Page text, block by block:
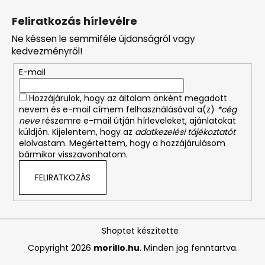
Feliratkozás hírlevélre
Ne késsen le semmiféle újdonságról vagy
kedvezményről!
E-mail
Hozzájárulok, hogy az általam önként megadott
nevem és e-mail címem felhasználásával a(z) *cég
neverészemre e-mail útján hírleveleket, ajánlatokat
küldjön. Kijelentem, hogy az adatkezelési tájékoztatót
elolvastam. Megértettem, hogy a hozzájárulásom
bármikor visszavonhatom.
FELIRATKOZÁS
Shoptet készítette
Copyright 2026 morillo.hu. Minden jog fenntartva.